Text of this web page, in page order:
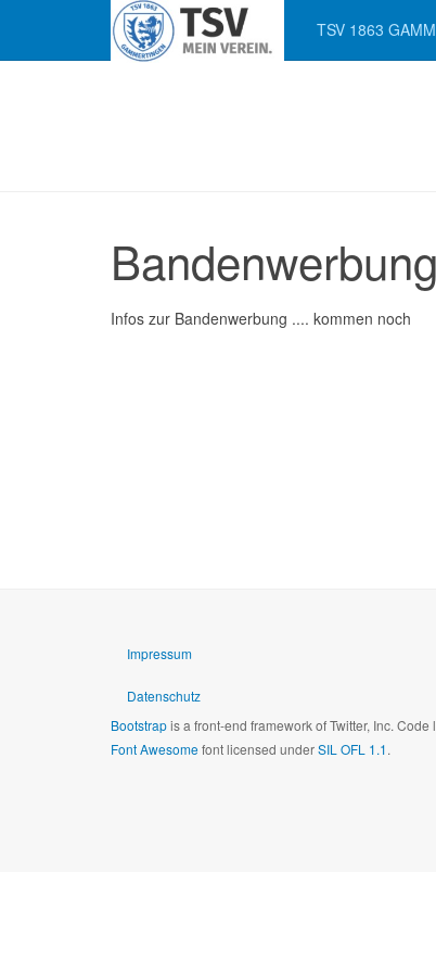
TSV 1863
Bandenwerbung
Infos zur Bandenwerbung .... kommen noch
Impressum
Datenschutz
Bootstrapis a front-end framework of Twitter, Inc.
Font Awesomefont licensed underSIL OFL 1.1.